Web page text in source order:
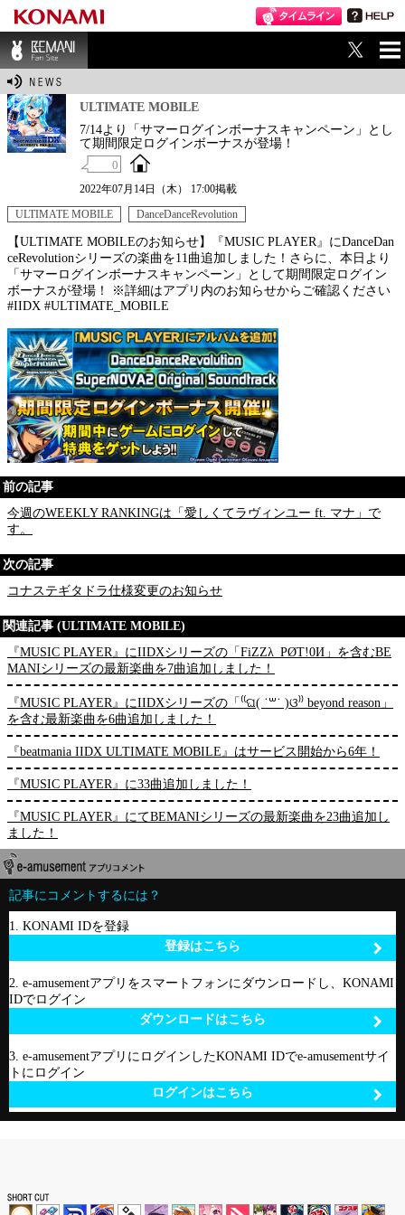
BEMANI Fan Sit
ULTIMATE MOBILE
7/14より「サマーログインボーナスキャンペーン」とし
て期間限定ログインボーナスが登場！
0
2022年07月14日（木） 17:00掲載
ULTIMATE MOBILE
DanceDanceRevolution
【ULTIMATE MOBILEのお知らせ】『MUSIC PLAYER』にDanceDan
ceRevolutionシリーズの楽曲を11曲追加しました！さらに、本日より
「サマーログインボーナスキャンペーン」として期間限定ログイン
ボーナスが登場！ ※詳細はアプリ内のお知らせからご確認ください
#IIDX #ULTIMATE_MOBILE
前の記事
今週のWEEKLY RANKINGは「愛しくてラヴィンユー ft. マナ」で
す。
次の記事
コナステギタドラ仕様変更のお知らせ
関連記事 (ULTIMATE MOBILE)
『MUSIC PLAYER』にIIDXシリーズの「FiZZλ_PØT!0И」を含むBE
MANIシリーズの最新楽曲を7曲追加しました！
『MUSIC PLAYER』にIIDXシリーズの「⁽⁽ଘ( ˙꒳˙ )ଓ⁾⁾ beyond reason」
を含む最新楽曲を6曲追加しました！
『beatmania IIDX ULTIMATE MOBILE』はサービス開始から6年！
『MUSIC PLAYER』に33曲追加しました！
『MUSIC PLAYER』にてBEMANIシリーズの最新楽曲を23曲追加し
ました！
記事にコメントするには？
1. KONAMI IDを登録
登録はこちら
2. e-amusementアプリをスマートフォンにダウンロードし、KONAMI
IDでログイン
ダウンロードはこちら
3. e-amusementアプリにログインしたKONAMI IDでe-amusementサイ
トにログイン
ログインはこちら